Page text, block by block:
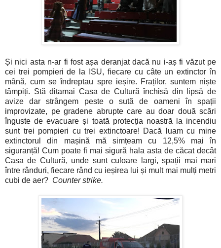
Și nici asta n-ar fi fost așa deranjat dacă nu i-aș fi văzut pe
cei trei pompieri de la ISU, fiecare cu câte un extinctor în
mână, cum se îndreptau spre ieșire. Fraților, suntem niște
tâmpiți. Stă ditamai Casa de Cultură închisă din lipsă de
avize dar strângem peste o sută de oameni în spații
improvizate, pe gradene abrupte care au doar două scări
înguste de evacuare și toată protecția noastră la incendiu
sunt trei pompieri cu trei extinctoare! Dacă luam cu mine
extinctorul din mașină mă simțeam cu 12,5% mai în
siguranță! Cum poate fi mai sigură hala asta de căcat decât
Casa de Cultură, unde sunt culoare largi, spații mai mari
între rânduri, fiecare rând cu ieșirea lui și mult mai mulți metri
cubi de aer? Counter strike.